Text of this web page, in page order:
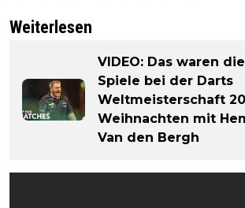
Weiterlesen
VIDEO: Das waren
Spiele bei der Darts
Weltmeisterschaft
Weihnachten mit
Van den Bergh